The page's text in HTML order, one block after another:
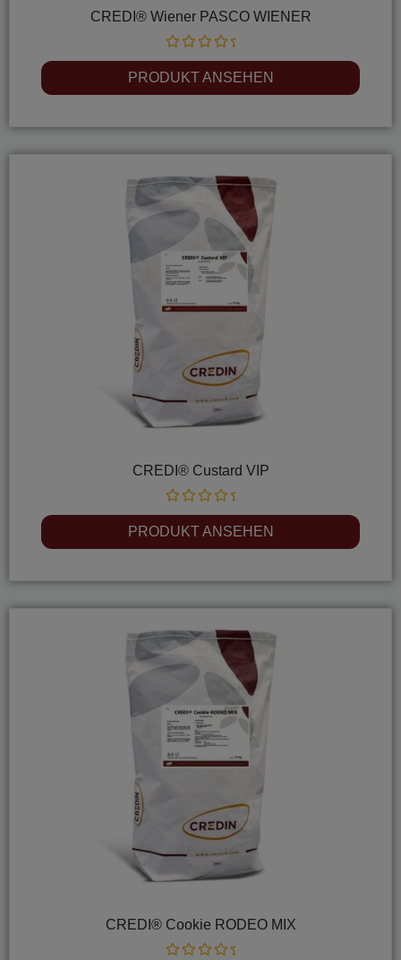
CREDI® Wiener PASCO WIENER
Rated
0
out
of
PRODUKT ANSEHEN
CREDI® Custard VIP
Rated
0
out
of
PRODUKT ANSEHEN
CREDI® Cookie RODEO MIX